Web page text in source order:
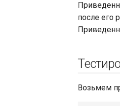
после его
Возьмем